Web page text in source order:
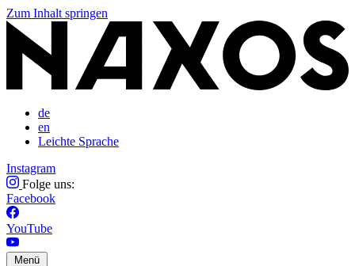
Zum Inhalt springen
de
en
Leichte Sprache
Instagram
Folge uns:
Facebook
YouTube
Menü